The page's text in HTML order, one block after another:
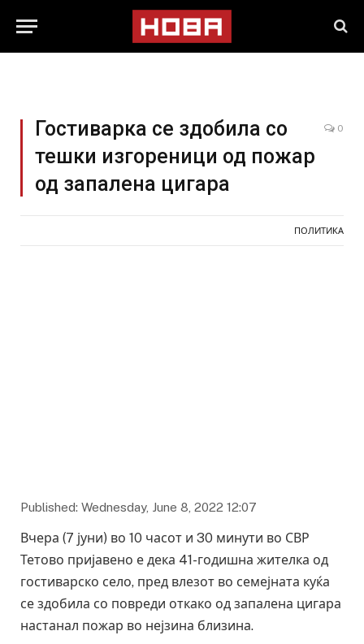
Гостиварка се здобила со
тешки изгореници од пожар
од запалена цигара
0
ПОЛИТИКА
Published: Wednesday, June 8, 2022 12:07
Вчера (7 јуни) во 10 часот и 30 минути во СВР
Тетово пријавено е дека 41-годишна жителка од
гостиварско село, пред влезот во семејната куќа
се здобила со повреди откако од запалена цигара
настанал пожар во нејзина близина.